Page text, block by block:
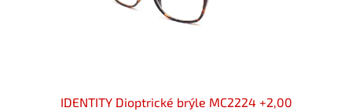
IDENTITY Dioptrické brýle MC2224 +2,00